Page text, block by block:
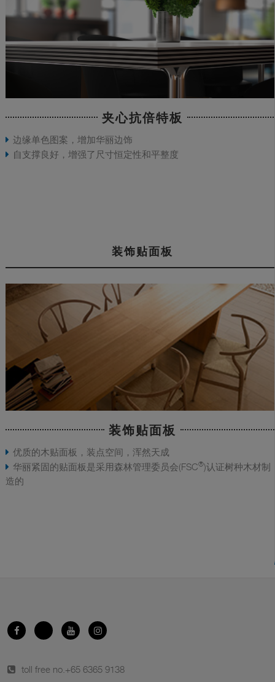
夹心抗倍特板
边缘单色图案，增加华丽边饰
自支撑良好，增强了尺寸恒定性和平整度
装饰贴面板
装饰贴面板
优质的木贴面板，装点空间，浑然天成
华丽紧固的贴面板是采用森林管理委员会(FSC®)认证树种木材制
造的
toll free no. +65 6365 9138